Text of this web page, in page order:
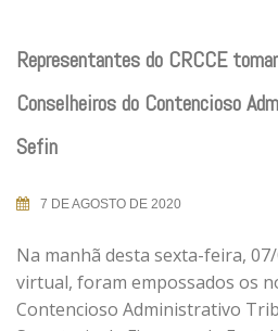
Representantes do CRCCE
Conselheiros do Contencioso
Sefin
7 DE AGOSTO DE 2020
Na manhã desta sexta-feira,
virtual, foram empossados os
Contencioso Administrativo